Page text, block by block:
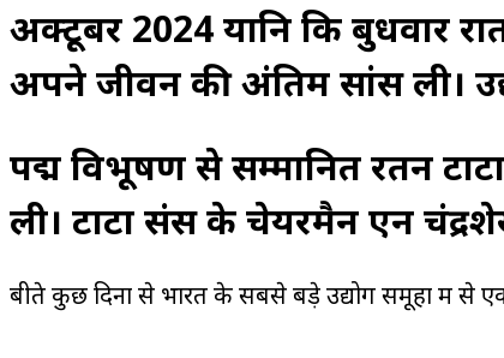
अक्टूबर 2024 यानि कि बुधवार
अपने जीवन की अंतिम सांस ली।
पद्म विभूषण से सम्मानित रतन
ली। टाटा संस के चेयरमैन एन
बीते कुछ दिनों से भारत के सबसे बड़े उद्योग समूहों में से